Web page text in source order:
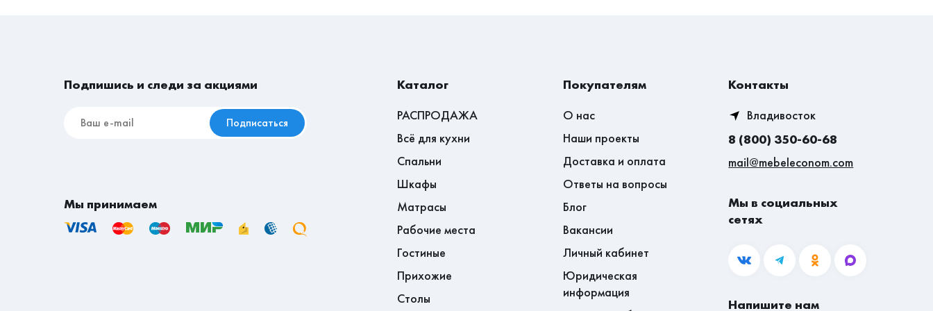
наши магазины.
Доставка по городу Находка - 700 рублей.
Если вы находитесь не в Приморском и не в Хабаровском крае - доставка до
транспортной компании осуществляется согласно прайсу. Далее стоимость
доставки за счет покупателя по тарифу транспортной компании.
Подпишись и следи за акциями
Подписаться
Мы принимаем
Каталог
РАСПРОДАЖА
Всё для кухни
Спальни
Шкафы
Матрасы
Рабочие места
Гостиные
Прихожие
Столы
Покупателям
О нас
Наши проекты
Доставка и оплата
Ответы на вопросы
Блог
Вакансии
Личный кабинет
Юридическая
информация
Контакты
Владивосток
8 (800) 350-60-68
mail@mebeleconom.com
Мы в социальных
сетях
Напишите нам